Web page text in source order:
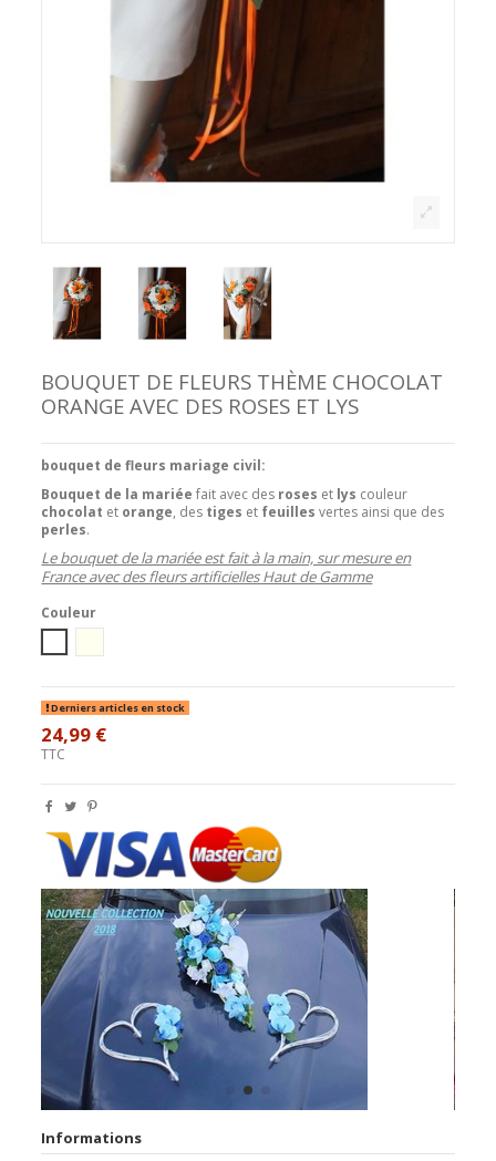
BOUQUET DE FLEURS THÈME CHOCOLAT
ORANGE AVEC DES ROSES ET LYS
bouquet de fleurs mariage civil:
Bouquet de la mariée fait avec des roses et lys couleur
chocolat et orange, des tiges et feuillesvertes ainsi que des
perles.
Le bouquet de la mariée est fait à la main, sur mesure en
France avec des fleurs artificielles Haut de Gamme
Couleur
Derniers articles en stock
24,99 €
TTC
Informations